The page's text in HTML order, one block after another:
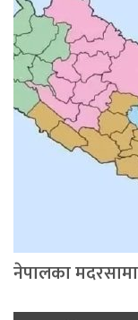
नेपालका